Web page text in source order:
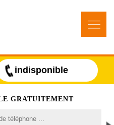
indisponible
GRATUITEMENT